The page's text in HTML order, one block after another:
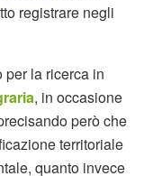
registrare negli
per la ricerca in
, in occasione
però che
territoriale
quanto invece